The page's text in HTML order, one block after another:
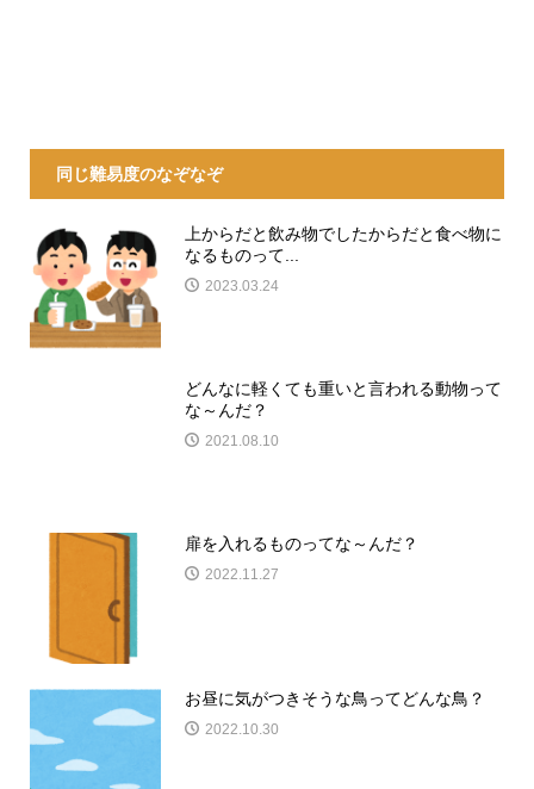
同じ難易度のなぞなぞ
上からだと飲み物でしたからだと食べ物に
なるものって...
2023.03.24
どんなに軽くても重いと言われる動物って
な～んだ？
2021.08.10
扉を入れるものってな～んだ？
2022.11.27
お昼に気がつきそうな鳥ってどんな鳥？
2022.10.30